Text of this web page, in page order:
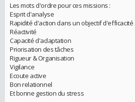
Les mots d'ordre pour ces missions :
Esprit d'analyse
Rapidité d'action dans un objectif d'efficacité
Réactivité
Capacité d'adaptation
Priorisation des tâches
Rigueur & Organisation
Vigilance
Ecoute active
Bon relationnel
Et bonne gestion du stress